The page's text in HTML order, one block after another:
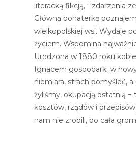
literacką fikcją, "'zdarzenia
Główną bohaterkę
wielkopolskiej wsi. Wydaje
życiem. Wspomina
Urodzona w 1880 roku
Ignacem gospodarki w
niemiara, strach pomyśleć,
żyliśmy, okupacją ostatnią
kosztów, rządów i
nam nie zrobili, bo cała